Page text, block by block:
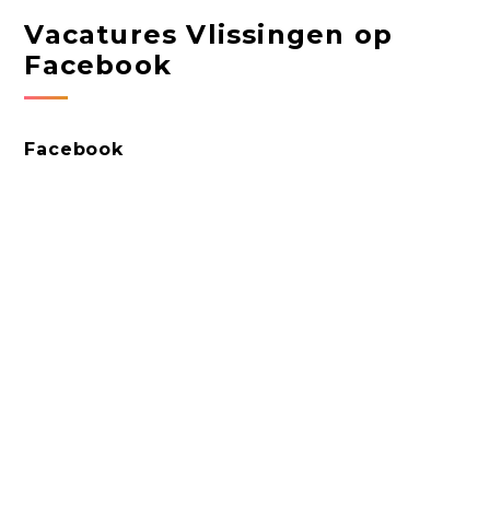
Vacatures Vlissingen op
Facebook
Facebook